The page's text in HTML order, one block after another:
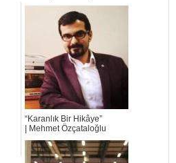
“Karanlık Bir Hikâye”
| Mehmet Özçataloğlu